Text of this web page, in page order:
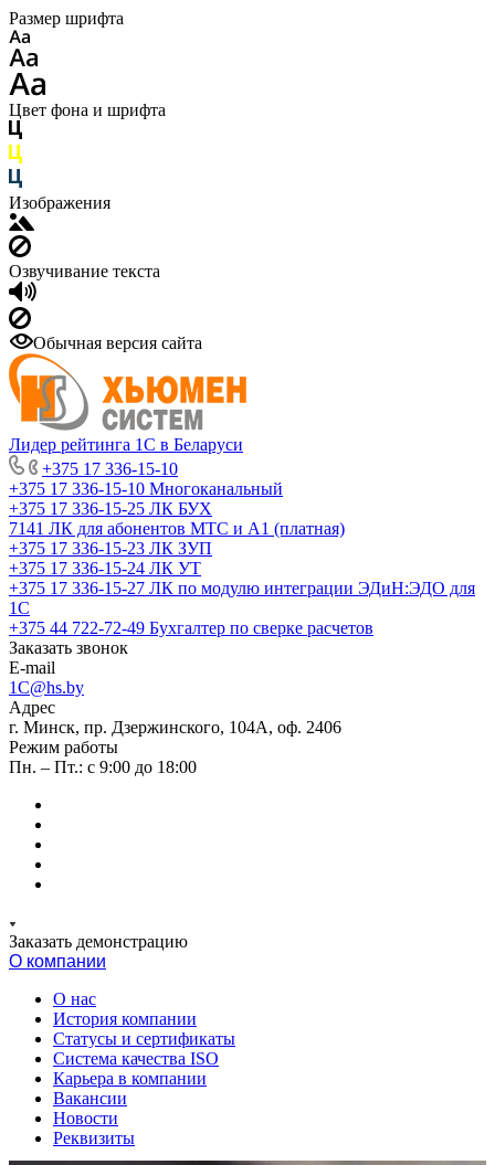
Размер шрифта
Цвет фона и шрифта
Изображения
Озвучивание текста
Обычная версия сайта
Лидер рейтинга 1С в Беларуси
+375 17 336-15-10
+375 17 336-15-10 Многоканальный
+375 17 336-15-25 ЛК БУХ
7141 ЛК для абонентов МТС и А1 (платная)
+375 17 336-15-23 ЛК ЗУП
+375 17 336-15-24 ЛК УТ
+375 17 336-15-27 ЛК по модулю интеграции ЭДиН:ЭДО для
1С
+375 44 722-72-49 Бухгалтер по сверке расчетов
Заказать звонок
E-mail
1C@hs.by
Адрес
г. Минск, пр. Дзержинского, 104А, оф. 2406
Режим работы
Пн. – Пт.: с 9:00 до 18:00
Заказать демонстрацию
О компании
О нас
История компании
Статусы и сертификаты
Система качества ISO
Карьера в компании
Вакансии
Новости
Реквизиты